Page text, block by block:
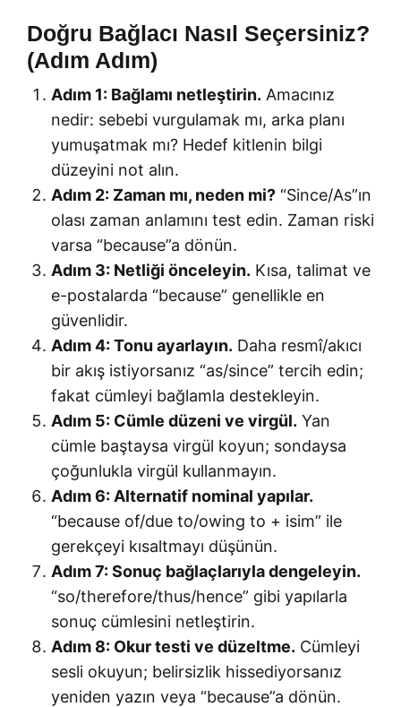
Doğru Bağlacı Nasıl Seçersiniz?
(Adım Adım)
Adım 1: Bağlamı netleştirin. Amacınız
nedir: sebebi vurgulamak mı, arka planı
yumuşatmak mı? Hedef kitlenin bilgi
düzeyini not alın.
Adım 2: Zaman mı, neden mi? “Since/As”ın
olası zaman anlamını test edin. Zaman riski
varsa “because”a dönün.
Adım 3: Netliği önceleyin. Kısa, talimat ve
e-postalarda “because” genellikle en
güvenlidir.
Adım 4: Tonu ayarlayın. Daha resmî/akıcı
bir akış istiyorsanız “as/since” tercih edin;
fakat cümleyi bağlamla destekleyin.
Adım 5: Cümle düzeni ve virgül. Yan
cümle baştaysa virgül koyun; sondaysa
çoğunlukla virgül kullanmayın.
Adım 6: Alternatif nominal yapılar.
“because of/due to/owing to + isim” ile
gerekçeyi kısaltmayı düşünün.
Adım 7: Sonuç bağlaçlarıyla dengeleyin.
“so/therefore/thus/hence” gibi yapılarla
sonuç cümlesini netleştirin.
Adım 8: Okur testi ve düzeltme. Cümleyi
sesli okuyun; belirsizlik hissediyorsanız
yeniden yazın veya “because”a dönün.